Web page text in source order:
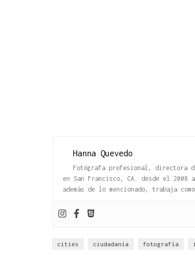
Hanna Quevedo
Fotógrafa profesional, directora
en San Francisco, CA. desde el
además de lo mencionado, trabaja
cities ciudadanía fotografía